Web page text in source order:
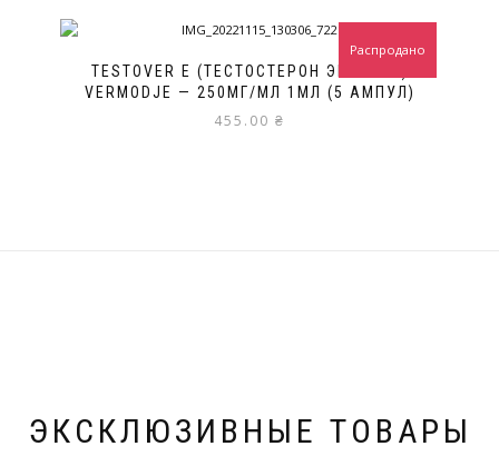
TESTOVER E (ТЕСТОСТЕРОН ЭНАНТАТ)
VERMODJE — 250МГ/МЛ 1МЛ (5 АМПУЛ)
455.00 ₴
Распродано
ЭКСКЛЮЗИВНЫЕ ТОВАРЫ